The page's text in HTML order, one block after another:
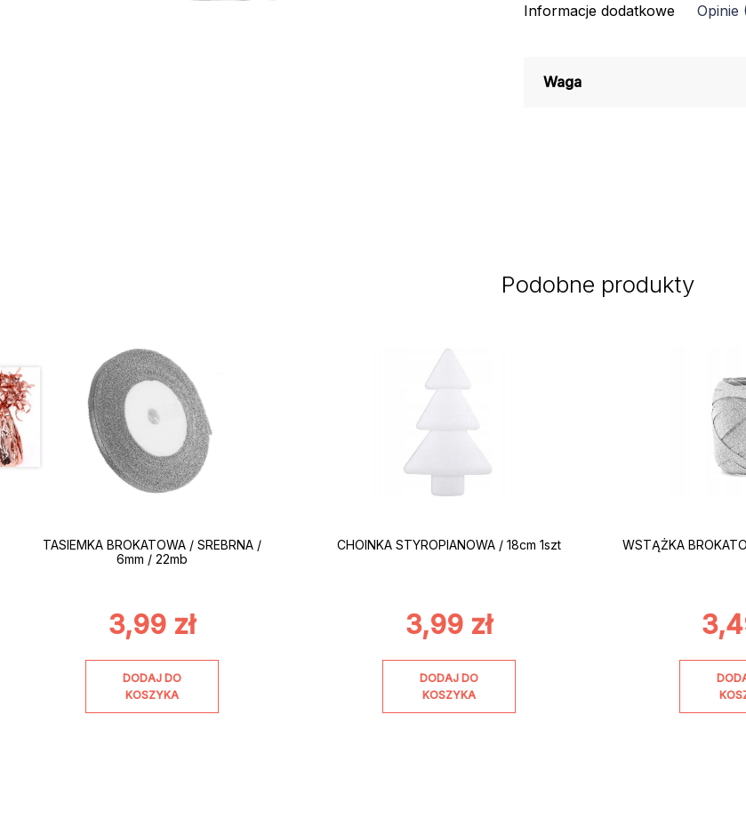
Informacje dodatkowe Opinie
Waga
Podobne produkty
TASIEMKA BROKATOWA / SREBRNA /
6mm / 22mb
3,99 zł
DODAJ DO
KOSZYKA
CHOINKA STYROPIANOWA / 18cm 1szt
3,99 zł
DODAJ DO
KOSZYKA
WSTĄŻKA